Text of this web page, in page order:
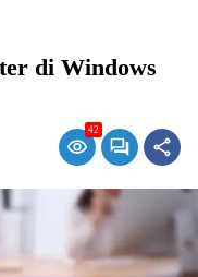
di Windows
42